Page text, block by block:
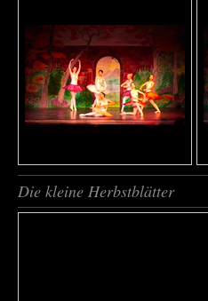
Die kleine Herbstblätter